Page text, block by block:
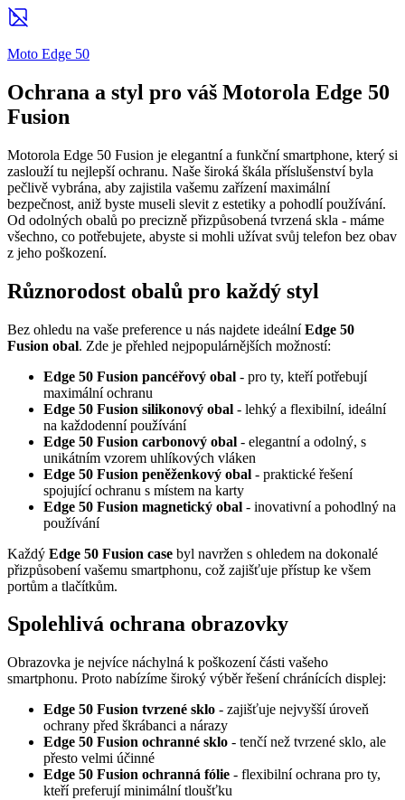
Moto Edge 50
Ochrana a styl pro váš Motorola Edge 50
Fusion
Motorola Edge 50 Fusion je elegantní a funkční smartphone, který si
zaslouží tu nejlepší ochranu. Naše široká škála příslušenství byla
pečlivě vybrána, aby zajistila vašemu zařízení maximální
bezpečnost, aniž byste museli slevit z estetiky a pohodlí používání.
Od odolných obalů po precizně přizpůsobená tvrzená skla - máme
všechno, co potřebujete, abyste si mohli užívat svůj telefon bez obav
z jeho poškození.
Různorodost obalů pro každý styl
Bez ohledu na vaše preference u nás najdete ideálníEdge 50
Fusion obal. Zde je přehled nejpopulárnějších možností:
Edge 50 Fusion pancéřový obal - pro ty, kteří potřebují
maximální ochranu
Edge 50 Fusion silikonový obal - lehký a flexibilní, ideální
na každodenní používání
Edge 50 Fusion carbonový obal - elegantní a odolný, s
unikátním vzorem uhlíkových vláken
Edge 50 Fusion peněženkový obal - praktické řešení
spojující ochranu s místem na karty
Edge 50 Fusion magnetický obal - inovativní a pohodlný na
používání
Každý Edge 50 Fusion case byl navržen s ohledem na dokonalé
přizpůsobení vašemu smartphonu, což zajišťuje přístup ke všem
portům a tlačítkům.
Spolehlivá ochrana obrazovky
Obrazovka je nejvíce náchylná k poškození části vašeho
smartphonu. Proto nabízíme široký výběr řešení chránících displej:
Edge 50 Fusion tvrzené sklo - zajišťuje nejvyšší úroveň
ochrany před škrábanci a nárazy
Edge 50 Fusion ochranné sklo - tenčí než tvrzené sklo, ale
přesto velmi účinné
Edge 50 Fusion ochranná fólie - flexibilní ochrana pro ty,
kteří preferují minimální tloušťku